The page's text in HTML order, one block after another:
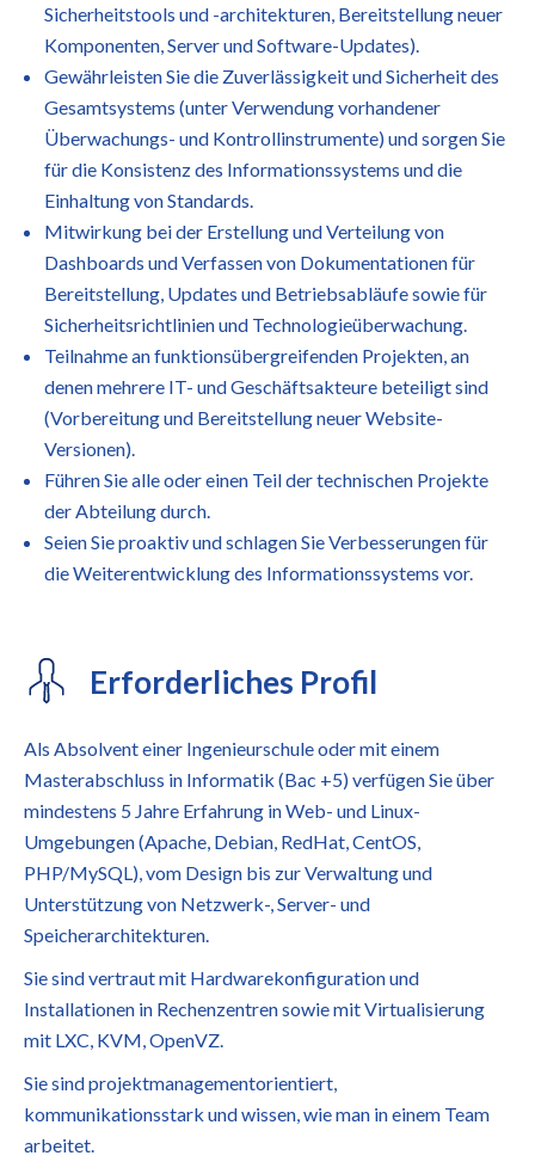
Sicherheitstools und -architekturen, Bereitstellung neuer
Komponenten, Server und Software-Updates).
Gewährleisten Sie die Zuverlässigkeit und Sicherheit des
Gesamtsystems (unter Verwendung vorhandener
Überwachungs- und Kontrollinstrumente) und sorgen Sie
für die Konsistenz des Informationssystems und die
Einhaltung von Standards.
Mitwirkung bei der Erstellung und Verteilung von
Dashboards und Verfassen von Dokumentationen für
Bereitstellung, Updates und Betriebsabläufe sowie für
Sicherheitsrichtlinien und Technologieüberwachung.
Teilnahme an funktionsübergreifenden Projekten, an
denen mehrere IT- und Geschäftsakteure beteiligt sind
(Vorbereitung und Bereitstellung neuer Website-
Versionen).
Führen Sie alle oder einen Teil der technischen Projekte
der Abteilung durch.
Seien Sie proaktiv und schlagen Sie Verbesserungen für
die Weiterentwicklung des Informationssystems vor.
Erforderliches Profil
Als Absolvent einer Ingenieurschule oder mit einem
Masterabschluss in Informatik (Bac +5) verfügen Sie über
mindestens 5 Jahre Erfahrung in Web- und Linux-
Umgebungen (Apache, Debian, RedHat, CentOS,
PHP/MySQL), vom Design bis zur Verwaltung und
Unterstützung von Netzwerk-, Server- und
Speicherarchitekturen.
Sie sind vertraut mit Hardwarekonfiguration und
Installationen in Rechenzentren sowie mit Virtualisierung
mit LXC, KVM, OpenVZ.
Sie sind projektmanagementorientiert,
kommunikationsstark und wissen, wie man in einem Team
arbeitet.